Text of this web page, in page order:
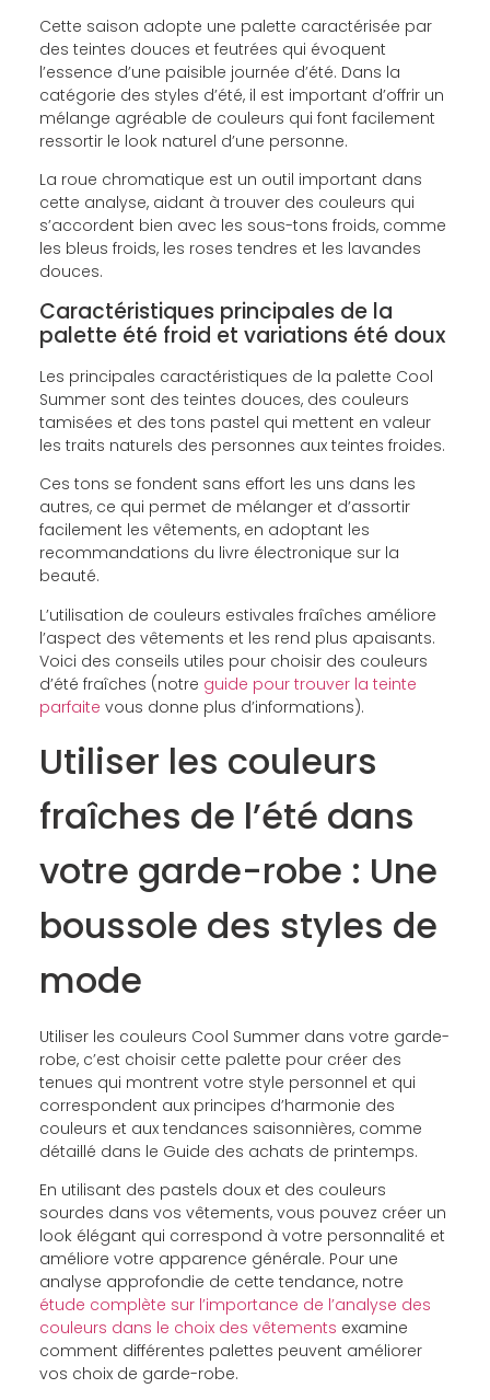
Cette saison adopte une palette caractérisée par
des teintes douces et feutrées qui évoquent
l’essence d’une paisible journée d’été. Dans la
catégorie des styles d’été, il est important d’offrir un
mélange agréable de couleurs qui font facilement
ressortir le look naturel d’une personne.
La roue chromatique est un outil important dans
cette analyse, aidant à trouver des couleurs qui
s’accordent bien avec les sous-tons froids, comme
les bleus froids, les roses tendres et les lavandes
douces.
Caractéristiques principales de la
palette été froid et variations été doux
Les principales caractéristiques de la palette Cool
Summer sont des teintes douces, des couleurs
tamisées et des tons pastel qui mettent en valeur
les traits naturels des personnes aux teintes froides.
Ces tons se fondent sans effort les uns dans les
autres, ce qui permet de mélanger et d’assortir
facilement les vêtements, en adoptant les
recommandations du livre électronique sur la
beauté.
L’utilisation de couleurs estivales fraîches améliore
l’aspect des vêtements et les rend plus apaisants.
Voici des conseils utiles pour choisir des couleurs
d’été fraîches (notre guide pour trouver la teinte
parfaite vous donne plus d’informations).
Utiliser les couleurs
fraîches de l’été dans
votre garde-robe : Une
boussole des styles de
mode
Utiliser les couleurs Cool Summer dans votre garde-
robe, c’est choisir cette palette pour créer des
tenues qui montrent votre style personnel et qui
correspondent aux principes d’harmonie des
couleurs et aux tendances saisonnières, comme
détaillé dans le Guide des achats de printemps.
En utilisant des pastels doux et des couleurs
sourdes dans vos vêtements, vous pouvez créer un
look élégant qui correspond à votre personnalité et
améliore votre apparence générale. Pour une
analyse approfondie de cette tendance, notre
étude complète sur l’importance de l’analyse des
couleurs dans le choix des vêtements examine
comment différentes palettes peuvent améliorer
vos choix de garde-robe.